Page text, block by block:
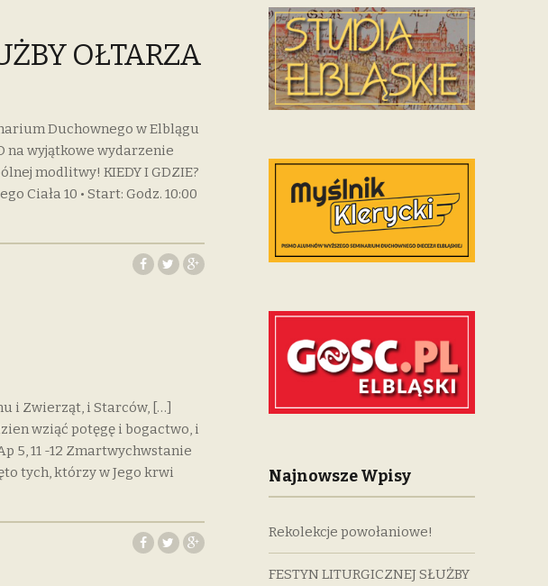
OŁTARZA
Duchownego w Elblągu
na wyjątkowe wydarzenie
modlitwy! KIEDY I GDZIE?
Ciała 10 • Start: Godz. 10:00
i Zwierząt, i Starców, […]
wziąć potęgę i bogactwo, i
5, 11 -12 Zmartwychwstanie
tych, którzy w Jego krwi
Najnowsze Wpisy
Rekolekcje powołaniowe!
FESTYN LITURGICZNEJ SŁUŻBY